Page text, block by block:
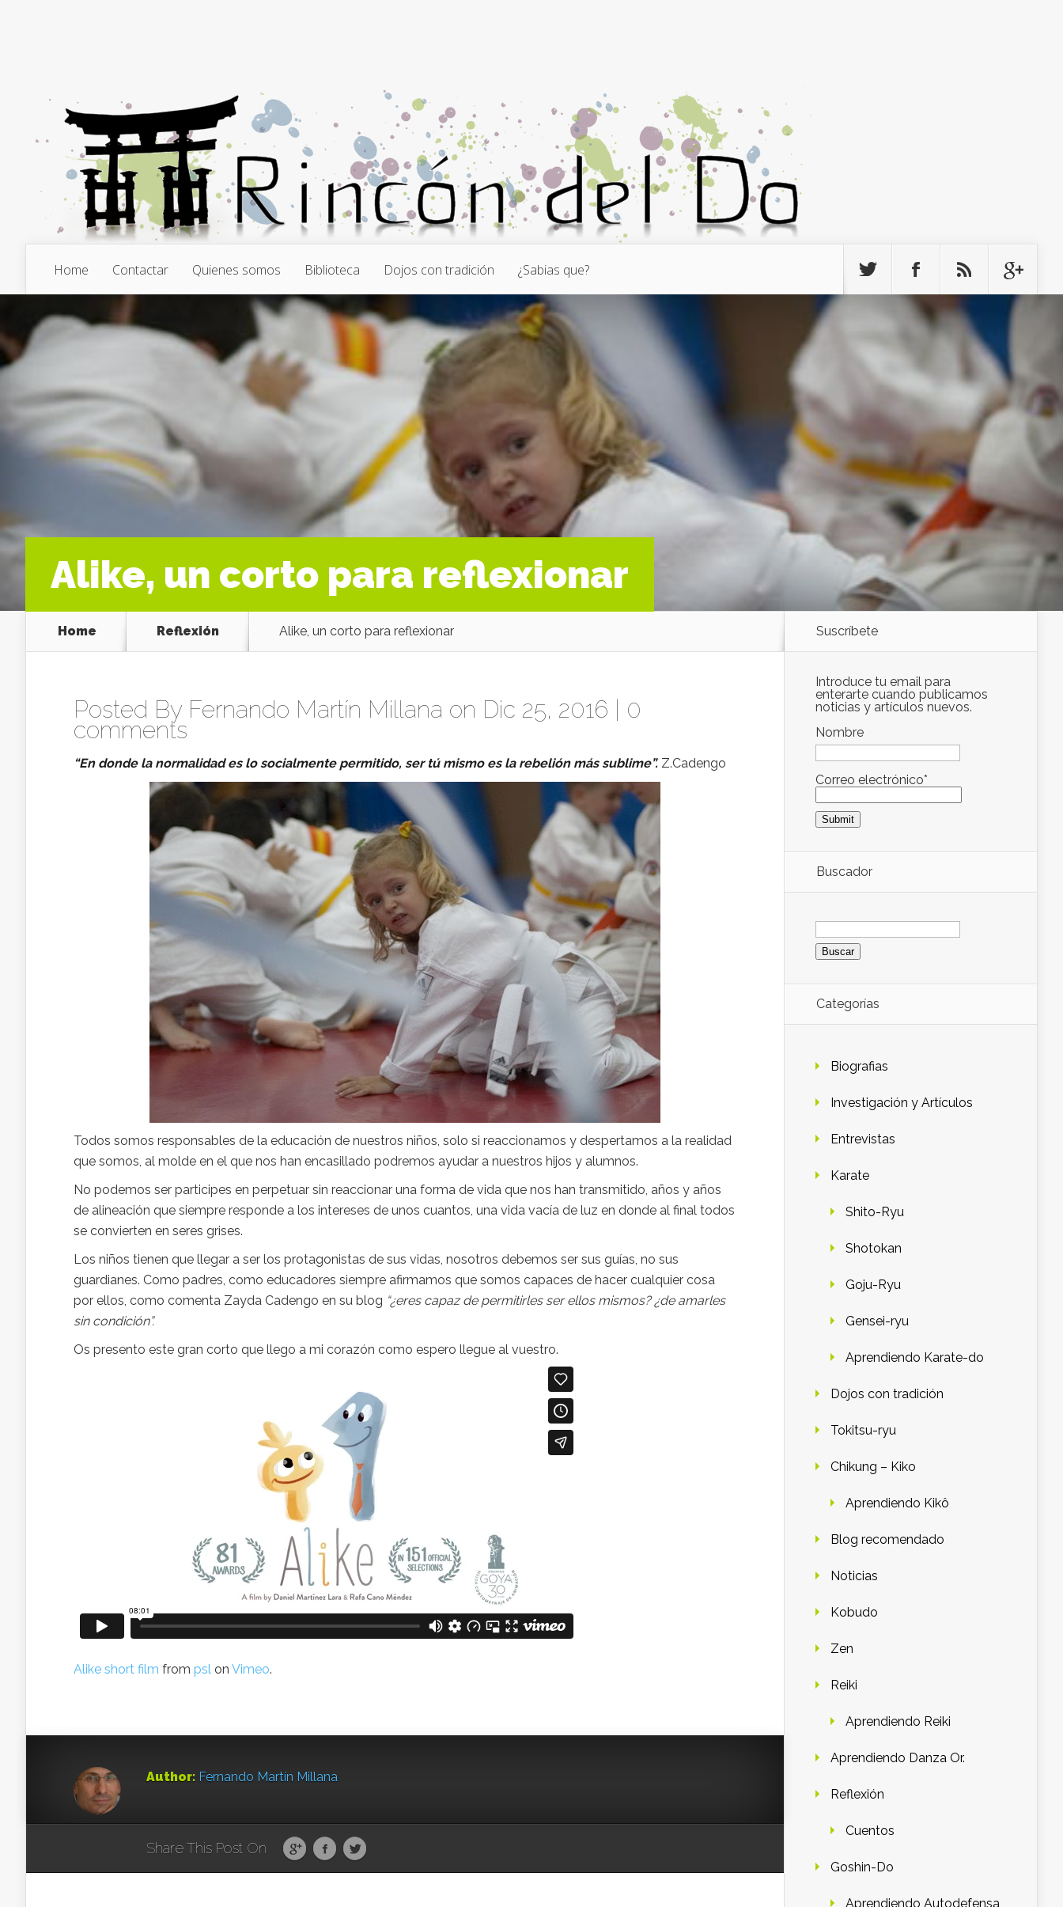
Home Contactar Quienes somos Biblioteca Dojos con tradición ¿Sabias que?
Alike, un corto para reflexionar
Home Reflexión Alike, un corto para reflexionar
Posted By Fernando Martín Millana on Dic 25, 2016 | 0
comments
“En donde la normalidad es lo socialmente permitido, ser tú mismo es la rebelión más sublime”. Z.Cadengo
Todos somos responsables de la educación de nuestros niños, solo si reaccionamos y despertamos a la realidad
que somos, al molde en el que nos han encasillado podremos ayudar a nuestros hijos y alumnos.
No podemos ser participes en perpetuar sin reaccionar una forma de vida que nos han transmitido, años y años
de alineación que siempre responde a los intereses de unos cuantos, una vida vacía de luz en donde al final todos
se convierten en seres grises.
Los niños tienen que llegar a ser los protagonistas de sus vidas, nosotros debemos ser sus guías, no sus
guardianes. Como padres, como educadores siempre afirmamos que somos capaces de hacer cualquier cosa
por ellos, como comenta Zayda Cadengo en su blog “¿eres capaz de permitirles ser ellos mismos? ¿de amarles
sin condición”.
Os presento este gran corto que llego a mi corazón como espero llegue al vuestro.
Alike short film from psl on Vimeo.
Author: Fernando Martín Millana
Share This Post On
Suscríbete
Introduce tu email para
enterarte cuando publicamos
noticias y artículos nuevos.
Nombre
Correo electrónico*
Buscador
Buscar:
Categorías
Biografias
Investigación y Artículos
Entrevistas
Karate
Shito-Ryu
Shotokan
Goju-Ryu
Gensei-ryu
Aprendiendo Karate-do
Dojos con tradición
Tokitsu-ryu
Chikung – Kiko
Aprendiendo Kikô
Blog recomendado
Noticias
Kobudo
Zen
Reiki
Aprendiendo Reiki
Aprendiendo Danza Or.
Reflexión
Cuentos
Goshin-Do
Aprendiendo Autodefensa